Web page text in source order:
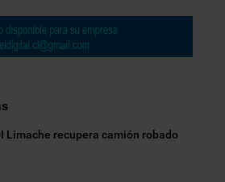
Limache recupera camión robado